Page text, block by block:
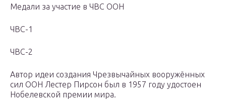
Медали за участие в ЧВС ООН
ЧВС-1
ЧВС-2
Автор идеи создания Чрезвычайных вооружённых
сил ООН Лестер Пирсон был в 1957 году удостоен
Нобелевской премии мира.